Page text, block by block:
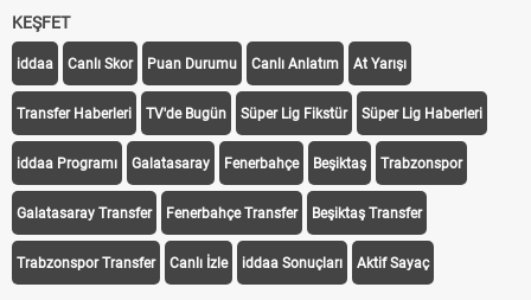
KEŞFET
iddaa Canlı Skor Puan Durumu Canlı Anlatım At Yarışı
Transfer Haberleri TV'de Bugün Süper Lig Fikstür Süper Lig Haberleri
iddaa Programı Galatasaray Fenerbahçe Beşiktaş Trabzonspor
Galatasaray Transfer Fenerbahçe Transfer Beşiktaş Transfer
Trabzonspor Transfer Canlı İzle iddaa Sonuçları Aktif Sayaç